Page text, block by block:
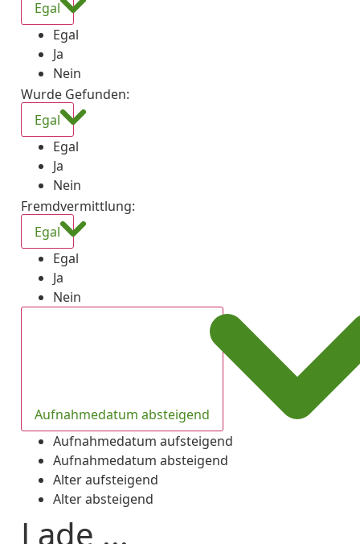
Egal
Egal
Ja
Nein
Wurde Gefunden:
Egal
Egal
Ja
Nein
Fremdvermittlung:
Egal
Egal
Ja
Nein
Aufnahmedatum absteigend
Aufnahmedatum aufsteigend
Aufnahmedatum absteigend
Alter aufsteigend
Alter absteigend
Lade ...